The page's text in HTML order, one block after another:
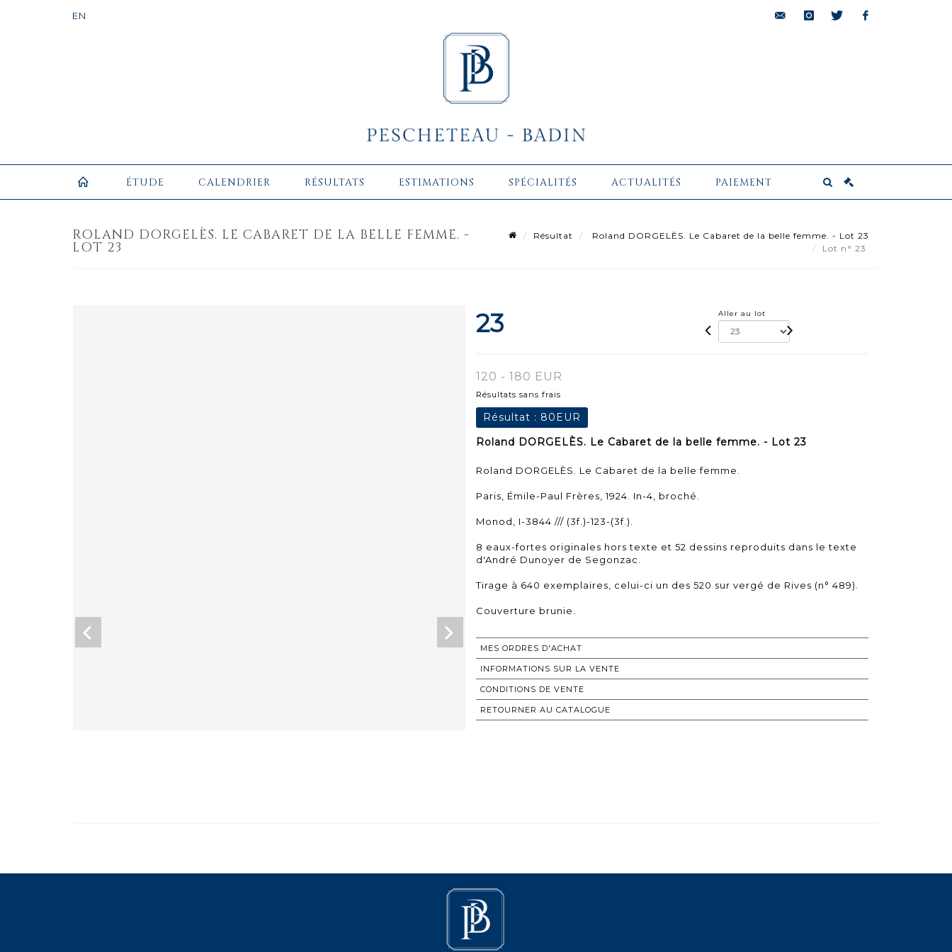
ÉTUDE CALENDRIER RÉSULTATS ESTIMATIONS SPÉCIALITÉS ACTUALITÉS PAIEMENT
ROLAND DORGELÈS. LE CABARET DE LA BELLE FEMME. -
LOT 23
Résultat
Roland DORGELÈS. Le Cabaret de la belle femme. - Lot 23
Lot n° 23
23 Aller au lot
120 - 180 EUR
Résultats sans frais
Résultat : 80EUR
Roland DORGELÈS. Le Cabaret de la belle femme. - Lot 23
Roland DORGELÈS. Le Cabaret de la belle femme.
Paris, Émile-Paul Frères, 1924. In-4, broché.
Monod, I-3844 /// (3f.)-123-(3f.).
8 eaux-fortes originales hors texte et 52 dessins reproduits dans le texte
d'André Dunoyer de Segonzac.
Tirage à 640 exemplaires, celui-ci un des 520 sur vergé de Rives (n° 489).
Couverture brunie.
MES ORDRES D'ACHAT
INFORMATIONS SUR LA VENTE
CONDITIONS DE VENTE
RETOURNER AU CATALOGUE